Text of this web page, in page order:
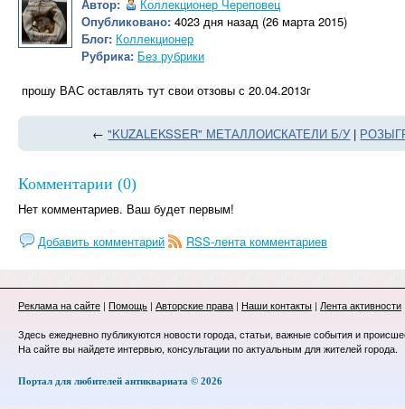
Автор:
Коллекционер Череповец
Опубликовано: 4023 дня назад (26 марта 2015)
Блог: Коллекционер
Рубрика: Без рубрики
прошу ВАС оставлять тут свои отзовы с 20.04.2013г
←"KUZALEKSSER" МЕТАЛЛОИСКАТЕЛИ Б/У |
Комментарии (0)
Нет комментариев. Ваш будет первым!
Добавить комментарий
RSS-лента комментариев
Реклама на сайте | Помощь | Авторские права | Наши контакты | Лента активности
Здесь ежедневно публикуются новости города, статьи, важные события и
На сайте вы найдете интервью, консультации по актуальным для жителей города.
Портал для любителей антиквариата © 2026